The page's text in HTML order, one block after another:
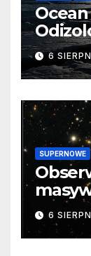
6
SUPERNOWE
cenne
6